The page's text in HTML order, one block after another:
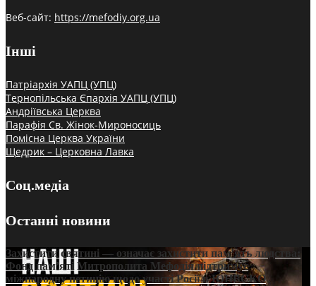
Веб-сайт: https://mefodiy.org.ua
Інші
Патріархія УАПЦ (УПЦ)
Тернопільська Єпархія УАПЦ (УПЦ)
Андріївська Церква
Парафія Св. Жінок-Мироносиць
Помісна Церква України
Щедрик – Церковна Лавка
Соц.медіа
Останні новини
Захистити святині — означає захистити пам’ять людства:
Фонд пам’яті Митрополита Мефодія підтримує
міжнародну петицію щодо участі Росії в ЮНЕСКО